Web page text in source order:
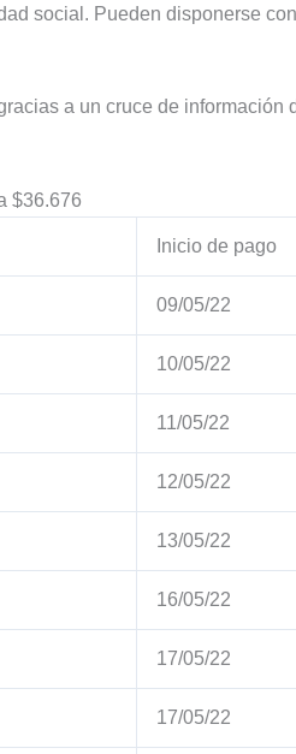
social. Pueden disponerse
a un cruce de información
$36.676
Inicio de pago
09/05/22
10/05/22
11/05/22
12/05/22
13/05/22
16/05/22
17/05/22
17/05/22